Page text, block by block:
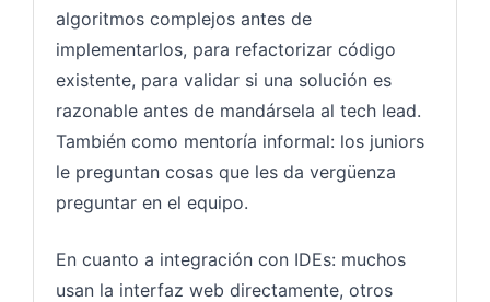
algoritmos complejos antes de
implementarlos, para refactorizar código
existente, para validar si una solución es
razonable antes de mandársela al tech lead.
También como mentoría informal: los juniors
le preguntan cosas que les da vergüenza
preguntar en el equipo.
En cuanto a integración con IDEs: muchos
usan la interfaz web directamente, otros